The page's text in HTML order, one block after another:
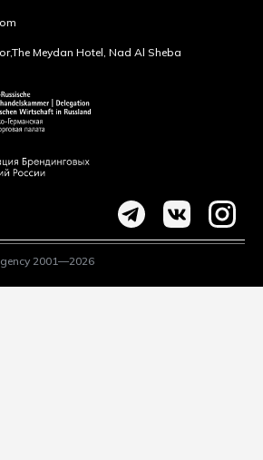
The Meydan Hotel, Nad Al Sheba
2001—2026